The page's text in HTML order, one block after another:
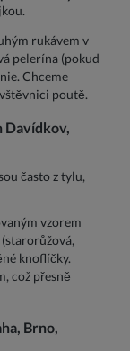
rukávem v
pelerína (pokud
Chceme
poutě.
Davídkov,
často z tylu,
vzorem
knoflíčky.
což přesně
Brno,